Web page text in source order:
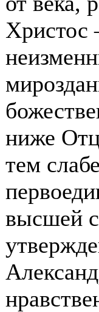
Христос
ниже
тем
высшей